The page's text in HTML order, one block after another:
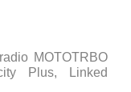
MOTOTRBO
Plus, Linked